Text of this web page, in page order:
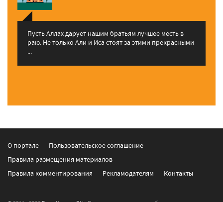
Пусть Аллах дарует нашим братьям лучшее месть в
раю. Не только Али и Иса стоят за этими прекрасными
...
О портале
Пользовательское соглашение
Правила размещения материалов
Правила комментирования
Рекламодателям Контакты